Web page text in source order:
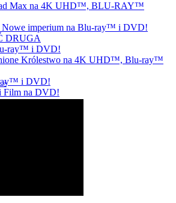
Max na 4K UHD™, BLU-RAY™
Nowe imperium na Blu-ray™ i DVD!
DRUGA
ray™ i DVD!
Królestwo na 4K UHD™, Blu-ray™
i DVD!
Film na DVD!
»